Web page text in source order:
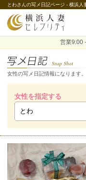
とわさんの写メ日記ページ - 横浜人
営業9:00
女性の写メ日記情報になります。
女性を指定する